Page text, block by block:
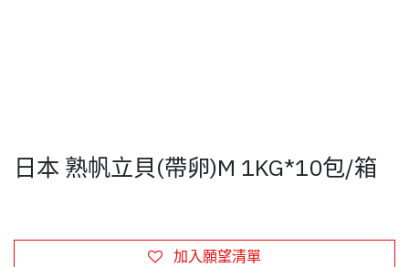
日本 熟帆立貝(帶卵)M 1KG*10包/箱
加入願望清單